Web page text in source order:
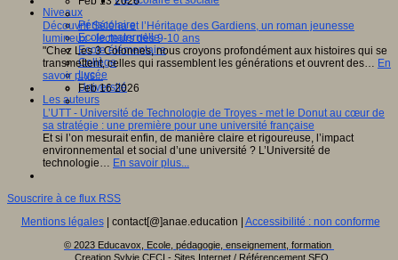
Niveaux
Périscolaire
Ecole maternelle
Ecole élémentaire
Collège
Lycée
Université
Les auteurs
Découvrir Séléna et l’Héritage des Gardiens, un roman jeunesse
lumineux - lecteurs dès 9-10 ans
"Chez Les 3 Colonnes, nous croyons profondément aux histoires qui se
transmettent, celles qui rassemblent les générations et ouvrent des… En
savoir plus...
Feb 16 2026
L’UTT - Université de Technologie de Troyes - met le Donut au cœur de
sa stratégie : une première pour une université française
Et si l’on mesurait enfin, de manière claire et rigoureuse, l’impact
environnemental et social d’une université ? L’Université de
technologie… En savoir plus...
Souscrire à ce flux RSS
Mentions légales| contact[@]anae.education | Accessibilité : non conforme
© 2023 Educavox, Ecole, pédagogie, enseignement, formation
Creation Sylvie CECI - Sites Internet / Référencement SEO